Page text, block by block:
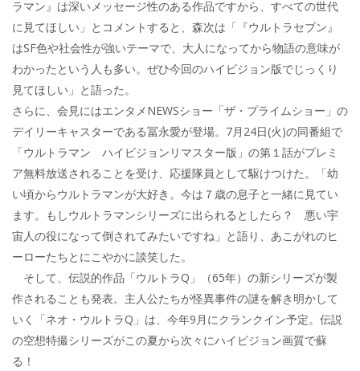
ラマン』は深いメッセージ性のある作品ですから、すべての世代
に見てほしい」とコメントすると、森次は「『ウルトラセブン』
はSF色や社会性が強いテーマで、大人になってから物語の意味が
わかったという人も多い。ぜひ今回のハイビジョン版でじっくり
見てほしい」と語った。
さらに、会見にはエンタメNEWSショー「ザ・プライムショー」の
デイリーキャスターである冨永愛が登場。7月24日(火)の同番組で
「ウルトラマン ハイビジョンリマスター版」の第１話がプレミ
ア無料放送されることを受け、応援隊員として駆けつけた。「幼
い頃からウルトラマンが大好き。今は７歳の息子と一緒に見てい
ます。もしウルトラマンシリーズに出られるとしたら？ 悪い宇
宙人の役になって倒されてみたいですね」と語り、あこがれのヒ
ーローたちとにこやかに談笑した。
そして、伝説的作品「ウルトラQ」（65年）の新シリーズが製
作されることも発表。主人公たちが怪異事件の謎を解き明かして
いく「ネオ・ウルトラQ」は、今年9月にクランクイン予定。伝説
の空想特撮シリーズがこの夏から次々にハイビジョン画質で蘇
る！